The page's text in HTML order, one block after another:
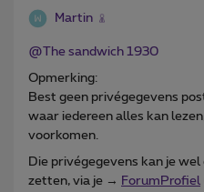
Martin
@The sandwich 1930
Opmerking:
Best geen privégegevens
waar iedereen alles kan
voorkomen.
Die privégegevens kan je
zetten, via je → ForumProfiel